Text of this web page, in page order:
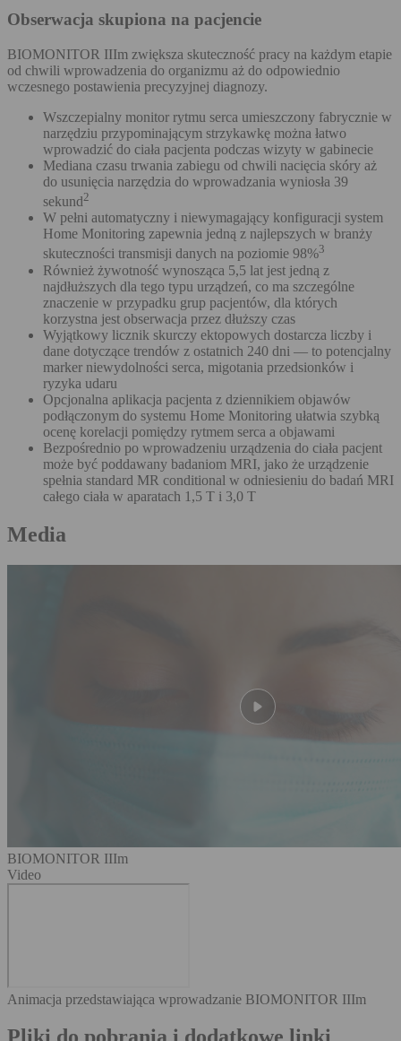
Obserwacja skupiona na pacjencie
BIOMONITOR IIIm zwiększa skuteczność pracy na każdym etapie
od chwili wprowadzenia do organizmu aż do odpowiednio
wczesnego postawienia precyzyjnej diagnozy.
Wszczepialny monitor rytmu serca umieszczony fabrycznie w
narzędziu przypominającym strzykawkę można łatwo
wprowadzić do ciała pacjenta podczas wizyty w gabinecie
Mediana czasu trwania zabiegu od chwili nacięcia skóry aż
do usunięcia narzędzia do wprowadzania wyniosła 39
sekund2
W pełni automatyczny i niewymagający konfiguracji system
Home Monitoring zapewnia jedną z najlepszych w branży
skuteczności transmisji danych na poziomie 98%3
Również żywotność wynosząca 5,5 lat jest jedną z
najdłuższych dla tego typu urządzeń, co ma szczególne
znaczenie w przypadku grup pacjentów, dla których
korzystna jest obserwacja przez dłuższy czas
Wyjątkowy licznik skurczy ektopowych dostarcza liczby i
dane dotyczące trendów z ostatnich 240 dni — to potencjalny
marker niewydolności serca, migotania przedsionków i
ryzyka udaru
Opcjonalna aplikacja pacjenta z dziennikiem objawów
podłączonym do systemu Home Monitoring ułatwia szybką
ocenę korelacji pomiędzy rytmem serca a objawami
Bezpośrednio po wprowadzeniu urządzenia do ciała pacjent
może być poddawany badaniom MRI, jako że urządzenie
spełnia standard MR conditional w odniesieniu do badań MRI
całego ciała w aparatach 1,5 T i 3,0 T
Media
BIOMONITOR IIIm
Video
Animacja przedstawiająca wprowadzanie BIOMONITOR IIIm